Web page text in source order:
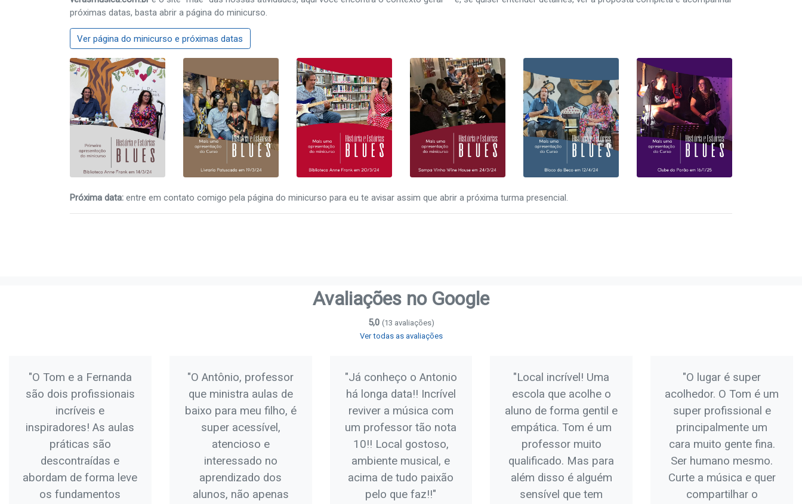
próximas datas, basta abrir a página do minicurso.
Ver página do minicurso e próximas datas
Próxima data: entre em contato comigo pela página do minicurso para eu te avisar assim que abrir a próxima turma presencial.
Avaliações no Google
5,0 (13 avaliações)
Ver todas as avaliações
"O Tom e a Fernanda
são dois profissionais
incríveis e
inspiradores! As aulas
práticas são
descontraídas e
abordam de forma leve
os fundamentos
"O Antônio, professor
que ministra aulas de
baixo para meu filho, é
super acessível,
atencioso e
interessado no
aprendizado dos
alunos, não apenas
"Já conheço o Antonio
há longa data!! Incrível
reviver a música com
um professor tão nota
10!! Local gostoso,
ambiente musical, e
acima de tudo paixão
pelo que faz!!"
"Local incrível! Uma
escola que acolhe o
aluno de forma gentil e
empática. Tom é um
professor muito
qualificado. Mas para
além disso é alguém
sensível que tem
"O lugar é super
acolhedor. O Tom é um
super profissional e
principalmente um
cara muito gente fina.
Ser humano mesmo.
Curte a música e quer
compartilhar o